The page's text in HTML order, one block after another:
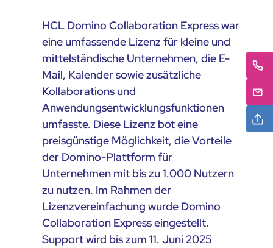
HCL Domino Collaboration Express war
eine umfassende Lizenz für kleine und
mittelständische Unternehmen, die E-
Mail, Kalender sowie zusätzliche
Kollaborations und
Anwendungsentwicklungsfunktionen
umfasste. Diese Lizenz bot eine
preisgünstige Möglichkeit, die Vorteile
der Domino-Plattform für
Unternehmen mit bis zu 1.000 Nutzern
zu nutzen. Im Rahmen der
Lizenzvereinfachung wurde Domino
Collaboration Express eingestellt.
Support wird bis zum 11. Juni 2025